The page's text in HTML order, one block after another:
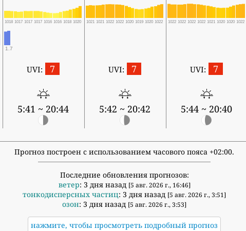
1018 1017 1017 1017 1016 1016 1018 1020 1021 1021 1022 1022 1020 1019 1020 1022 1022 1022 1022 1022 1021 1020 1020 1022
1.7
UVI: 7
5:41 ~ 20:44
UVI: 7
5:42 ~ 20:42
UVI: 7
5:44 ~ 20:40
Прогноз построен с использованием часового пояса +02:00.
Последние обновления прогнозов:
ветер: 3 дня назад [5 авг. 2026 г., 16:46]
тонкодисперсных частиц: 3 дня назад [5 авг. 2026 г., 3:51]
озон: 3 дня назад [5 авг. 2026 г., 3:53]
нажмите, чтобы просмотреть подробный прогноз